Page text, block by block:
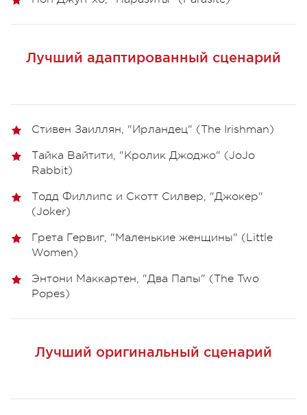
Лучший адаптированный сценарий
Стивен Заиллян, "Ирландец" (The Irishman)
Тайка Вайтити, "Кролик Джоджо" (JoJo
Rabbit)
Тодд Филлипс и Скотт Силвер, "Джокер"
(Joker)
Грета Гервиг, "Маленькие женщины" (Little
Women)
Энтони Маккартен, "Два Папы" (The Two
Popes)
Лучший оригинальный сценарий